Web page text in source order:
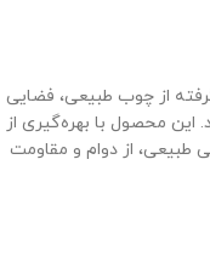
از چوب طبیعی، فضایی
این محصول با بهره‌گیری از
طبیعی، از دوام و مقاومت